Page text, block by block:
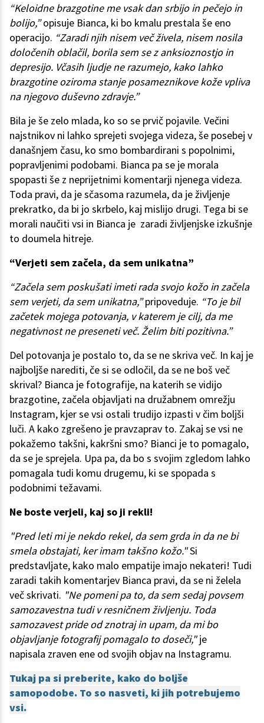
“Keloidne brazgotine me vsak dan srbijo in pečejo in
bolijo,”opisuje Bianca, ki bo kmalu prestala še eno
operacijo. “Zaradi njih nisem več živela, nisem nosila
določenih oblačil, borila sem se z anksioznostjo in
depresijo. Včasih ljudje ne razumejo, kako lahko
brazgotine oziroma stanje posameznikove kože vpliva
na njegovo duševno zdravje.”
Bila je še zelo mlada, ko so se prvič pojavile. Večini
najstnikov ni lahko sprejeti svojega videza, še posebej v
današnjem času, ko smo bombardirani s popolnimi,
popravljenimi podobami. Bianca pa se je morala
spopasti še z neprijetnimi komentarji njenega videza.
Toda pravi, da je sčasoma razumela, da je življenje
prekratko, da bi jo skrbelo, kaj mislijo drugi. Tega bi se
morali naučiti vsi in Bianca je zaradi življenjske izkušnje
to doumela hitreje.
“Verjeti sem začela, da sem unikatna”
“Začela sem poskušati imeti rada svojo kožo in začela
sem verjeti, da sem unikatna,”pripoveduje. “To je bil
začetek mojega potovanja, v katerem je cilj, da me
negativnost ne preseneti več. Želim biti pozitivna.”
Del potovanja je postalo to, da se ne skriva več. In kaj je
najboljše narediti, če si se odločil, da se ne boš več
skrival? Bianca je fotografije, na katerih se vidijo
brazgotine, začela objavljati na družabnem omrežju
Instagram, kjer se vsi ostali trudijo izpasti v čim boljši
luči. A kako zgrešeno je pravzaprav to. Zakaj se vsi ne
pokažemo takšni, kakršni smo? Bianci je to pomagalo,
da se je sprejela. Upa pa, da bo s svojim zgledom lahko
pomagala tudi komu drugemu, ki se spopada s
podobnimi težavami.
Ne boste verjeli, kaj so ji rekli!
"Pred leti mi je nekdo rekel, da sem grda in da ne bi
smela obstajati, ker imam takšno kožo."Si
predstavljate, kako malo empatije imajo nekateri! Tudi
zaradi takih komentarjev Bianca pravi, da se ni želela
več skrivati. "Ne pomeni pa to, da sem sedaj povsem
samozavestna tudi v resničnem življenju. Toda
samozavest pride od znotraj in upam, da mi bo
objavljanje fotografij pomagalo to doseči,"je
napisala zraven ene od svojih objav na Instagramu.
Tukaj pa si preberite, kako do boljše
samopodobe. To so nasveti, ki jih potrebujemo
vsi.